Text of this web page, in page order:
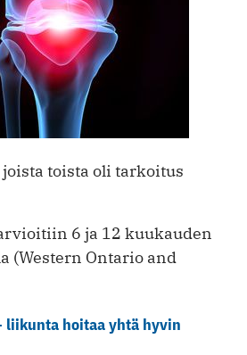
toista oli tarkoitus
6 ja 12 kuukauden
(Western Ontario and
liikunta hoitaa yhtä hyvin